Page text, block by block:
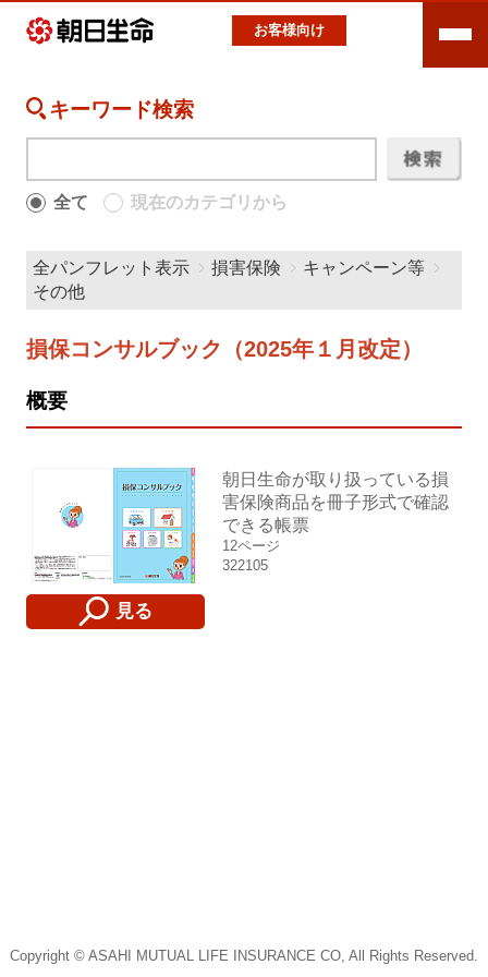
お客様向け
全パンフレット表示 損害保険
キャンペーン等
その他
損保コンサルブック（2025年１月改定）
概要
見る
朝日生命が取り扱っている損
害保険商品を冊子形式で確認
できる帳票
12ページ
322105
キーワード検索
全て 現在のカテゴリから
Copyright © ASAHI MUTUAL LIFE INSURANCE CO, All Rights Reserved.